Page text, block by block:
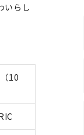
いらし
10